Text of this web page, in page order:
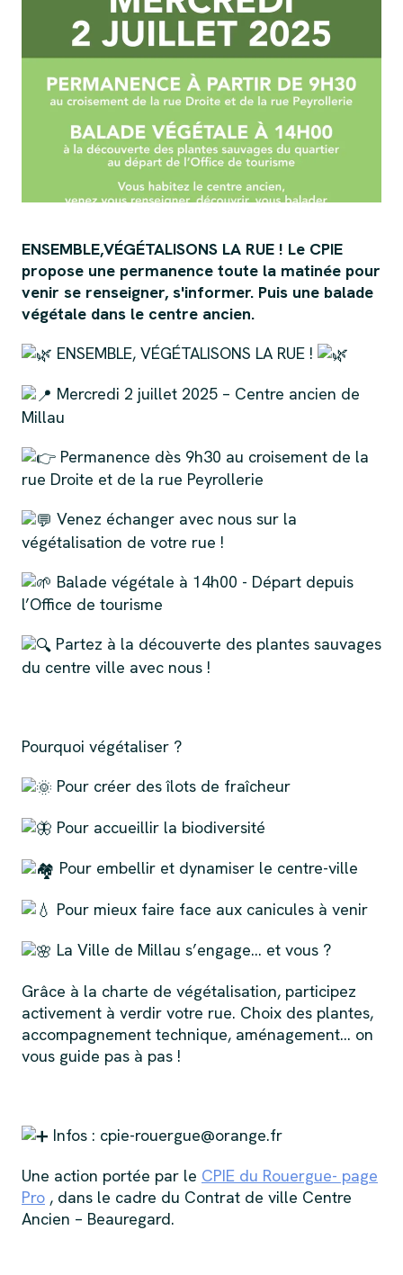
ENSEMBLE,VÉGÉTALISONS LA RUE ! Le CPIE
propose une permanence toute la matinée pour
venir se renseigner, s'informer. Puis une balade
végétale dans le centre ancien.
ENSEMBLE, VÉGÉTALISONS LA RUE !
Mercredi 2 juillet 2025 – Centre ancien de
Millau
Permanence dès 9h30 au croisement de la
rue Droite et de la rue Peyrollerie
Venez échanger avec nous sur la
végétalisation de votre rue !
Balade végétale à 14h00 - Départ depuis
l’Office de tourisme
Partez à la découverte des plantes sauvages
du centre ville avec nous !
Pourquoi végétaliser ?
Pour créer des îlots de fraîcheur
Pour accueillir la biodiversité
Pour embellir et dynamiser le centre-ville
Pour mieux faire face aux canicules à venir
La Ville de Millau s’engage… et vous ?
Grâce à la charte de végétalisation, participez
activement à verdir votre rue. Choix des plantes,
accompagnement technique, aménagement… on
vous guide pas à pas !
Infos : cpie-rouergue@orange.fr
Une action portée par le CPIE du Rouergue- page
Pro , dans le cadre du Contrat de ville Centre
Ancien – Beauregard.